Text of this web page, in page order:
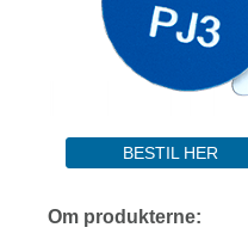
BESTIL HER
Om produkterne: